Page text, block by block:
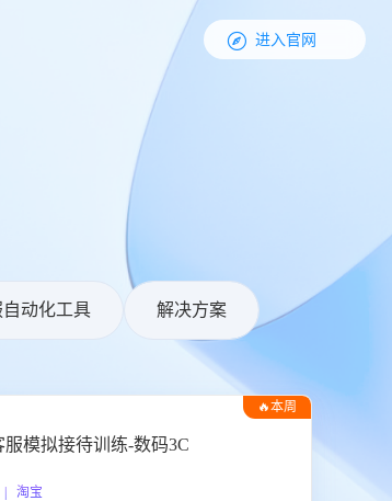
 进入官网
动化工具 解决方案
🔥本周
服模拟接待训练-数码3C
淘宝